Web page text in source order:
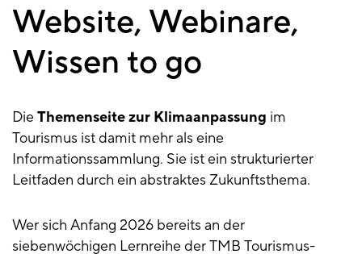
Website, Webinare,
Wissen to go
DieThemenseite zur Klimaanpassung im
Tourismus ist damit mehr als eine
Informationssammlung. Sie ist ein strukturierter
Leitfaden durch ein abstraktes Zukunftsthema.
Wer sich Anfang 2026 bereits an der
siebenwöchigen Lernreihe der TMB Tourismus-